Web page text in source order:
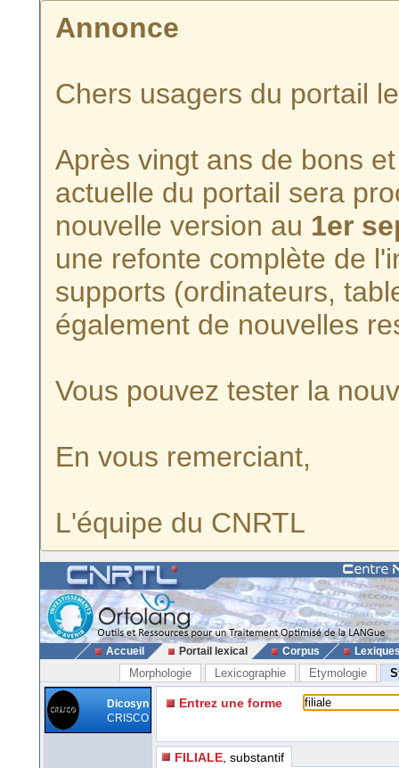
Annonce
Chers usagers du portail
Après vingt ans de bons
actuelle du portail sera
nouvelle version au 1er
une refonte complète de
supports (ordinateurs,
également de nouvelles
Vous pouvez tester la
En vous remerciant,
L'équipe du CNRTL
Accueil Portail lexical Corpus
Morphologie Lexicographie Etymologie
Dicosyn
CRISCO
Entrez une forme
FILIALE , substantif